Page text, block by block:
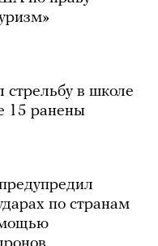
стрельбу в школе
15 ранены
по странам